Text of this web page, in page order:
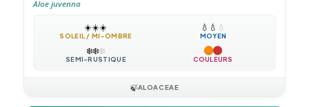
Aloe juvenna
☀️☀️☀️
SOLEIL / MI-OMBRE
💧 💧 💧
MOYEN
❄️❄️❄️
SEMI-RUSTIQUE COULEURS
🍃ALOACEAE